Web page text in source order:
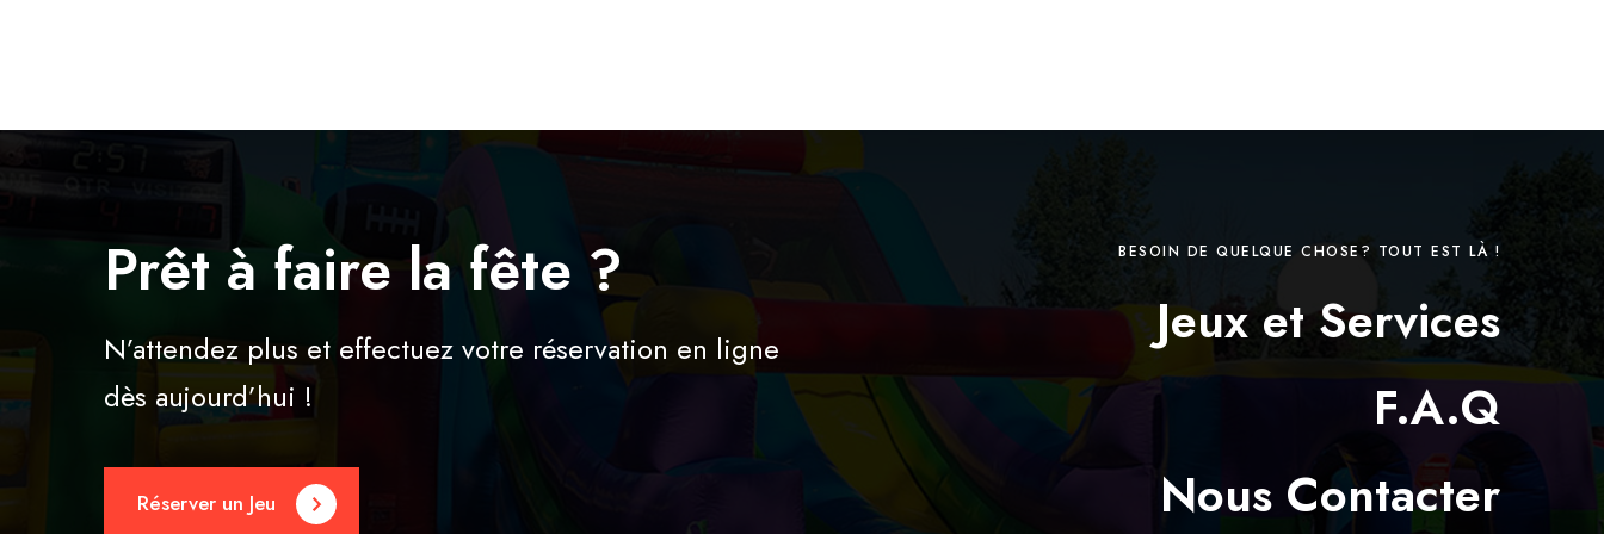
Prêt à faire la fête ?
N’attendez plus et effectuez votre réservation en ligne
dès aujourd’hui !
Réserver un Jeu
BESOIN DE QUELQUE CHOSE? TOUT EST LÀ !
Jeux et Services
F.A.Q
Nous Contacter